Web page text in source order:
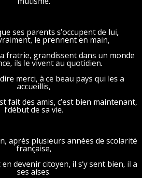
ses parents s’occupent de lui,
le prennent en main,
fratrie, grandissent dans un monde
ils le vivent au quotidien.
merci, à ce beau pays qui les a
accueillis,
fait des amis, c’est bien maintenant,
l’début de sa vie.
après plusieurs années de scolarité
française,
devenir citoyen, il s’y sent bien, il a
ses aises.